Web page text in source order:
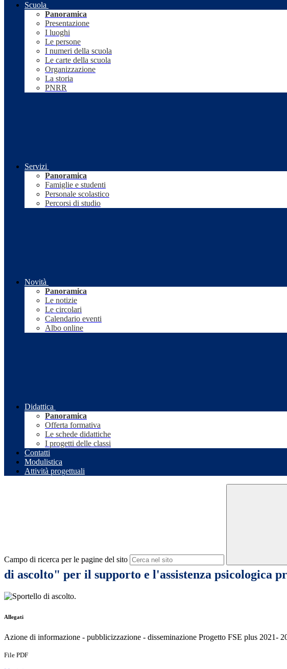
Scuola
Panoramica
Presentazione
I luoghi
Le persone
I numeri della scuola
Le carte della scuola
Organizzazione
La storia
PNRR
Servizi
Panoramica
Famiglie e studenti
Personale scolastico
Percorsi di studio
Novità
Panoramica
Le notizie
Le circolari
Calendario eventi
Albo online
Didattica
Panoramica
Offerta formativa
Le schede didattiche
I progetti delle classi
Contatti
Modulistica
Attività progettuali
Campo di ricerca per le pagine del sito
di ascolto" per il supporto e l'assistenza psicologica
.
Allegati
Azione di informazione - pubblicizzazione - disseminazione Progetto FSE plus 2021-
File PDF